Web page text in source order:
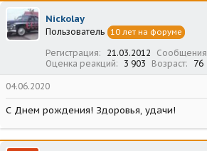
Nickolay
Пользователь 10 лет на форуме
Регистрация 21.03.2012 Сообщения
Оценка реакций
3 903 Возраст 76
04.06.2020
С Днем рождения! Здоровья, удачи!